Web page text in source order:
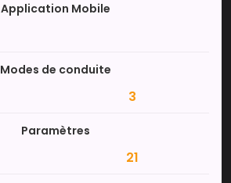
Application Mobile
Modes de conduite
3
Paramètres
21